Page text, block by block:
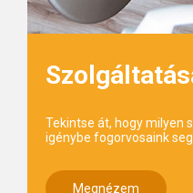
Tekintse át, hogy milyen
igénybe fogorvosaink
Megnézem